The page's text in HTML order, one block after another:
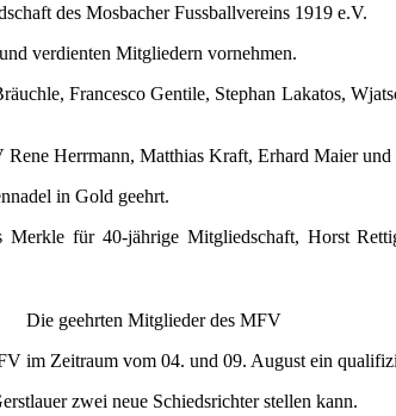
des Mosbacher Fussballvereins 1919 e.V.
verdienten Mitgliedern vornehmen.
Francesco Gentile, Stephan Lakatos,
Herrmann, Matthias Kraft, Erhard Maier und
in Gold geehrt.
für 40-jährige Mitgliedschaft, Horst
Die geehrten Mitglieder des MFV
im Zeitraum vom 04. und 09. August ein
zwei neue Schiedsrichter stellen kann.